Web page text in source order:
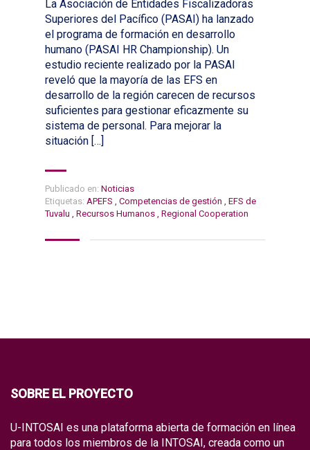
La Asociación de Entidades Fiscalizadoras
Superiores del Pacífico (PASAI) ha lanzado
el programa de formación en desarrollo
humano (PASAI HR Championship). Un
estudio reciente realizado por la PASAI
reveló que la mayoría de las EFS en
desarrollo de la región carecen de recursos
suficientes para gestionar eficazmente su
sistema de personal. Para mejorar la
situación […]
Publicado en: Noticias
Etiquetas: APEFS Competencias de gestión
EFS de
Tuvalu
Recursos Humanos Regional Cooperation
SOBRE EL PROYECTO
U-INTOSAI es una plataforma abierta de formación en línea
para todos los miembros de la INTOSAI, creada como un